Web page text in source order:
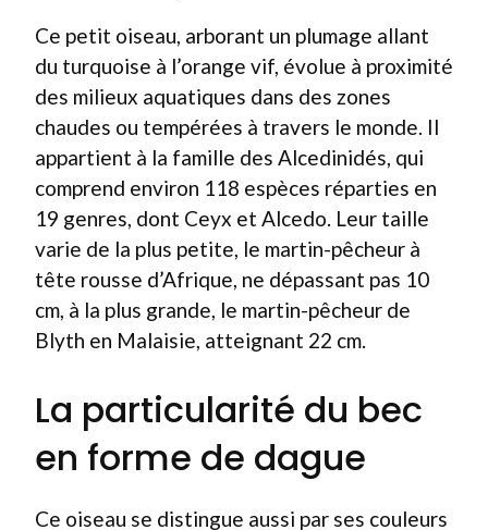
Ce petit oiseau, arborant un plumage allant
du turquoise à l’orange vif, évolue à proximité
des milieux aquatiques dans des zones
chaudes ou tempérées à travers le monde. Il
appartient à la famille des Alcedinidés, qui
comprend environ 118 espèces réparties en
19 genres, dont Ceyx et Alcedo. Leur taille
varie de la plus petite, le martin-pêcheur à
tête rousse d’Afrique, ne dépassant pas 10
cm, à la plus grande, le martin-pêcheur de
Blyth en Malaisie, atteignant 22 cm.
La particularité du bec
en forme de dague
Ce oiseau se distingue aussi par ses couleurs